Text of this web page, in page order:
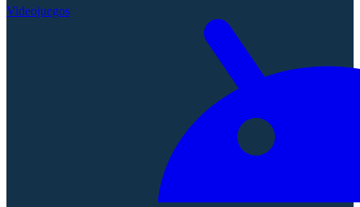
Videojuegos